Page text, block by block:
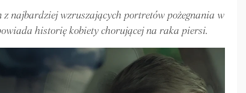
z najbardziej wzruszających portretów pożegnania w
historię kobiety chorującej na raka piersi.